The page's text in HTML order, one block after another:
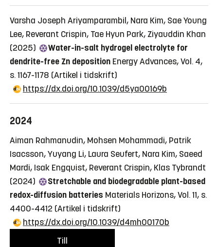
Varsha Joseph Ariyamparambil, Nara Kim, Sae Young
Lee, Reverant Crispin, Tae Hyun Park, Ziyauddin Khan
(2025)
Water-in-salt hydrogel electrolyte for
dendrite-free Zn deposition Energy Advances, Vol. 4,
s. 1167-1178 (Artikel i tidskrift)
https://dx.doi.org/10.1039/d5ya00169b
2024
Aiman Rahmanudin, Mohsen Mohammadi, Patrik
Isacsson, Yuyang Li, Laura Seufert, Nara Kim, Saeed
Mardi, Isak Engquist, Reverant Crispin, Klas Tybrandt
(2024)
Stretchable and biodegradable plant-based
redox-diffusion batteries Materials Horizons, Vol. 11, s.
4400-4412 (Artikel i tidskrift)
https://dx.doi.org/10.1039/d4mh00170b
Till